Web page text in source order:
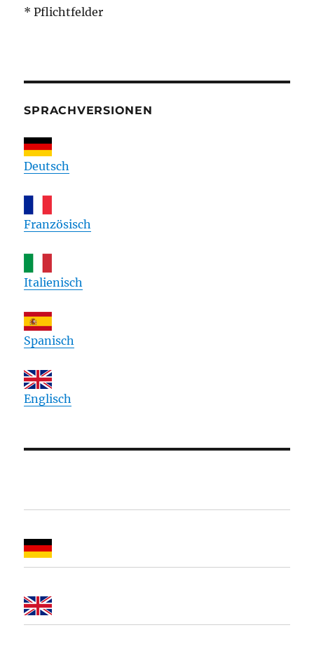
* Pflichtfelder
SPRACHVERSIONEN
Deutsch
Französisch
Italienisch
Spanisch
Englisch